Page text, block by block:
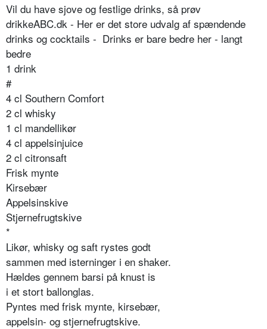
Vil du have sjove og festlige drinks, så prøv
drikkeABC.dk - Her er det store udvalg af spændende
drinks og cocktails - Drinks er bare bedre her - langt
bedre
1 drink
#
4 cl Southern Comfort
2 cl whisky
1 cl mandellikør
4 cl appelsinjuice
2 cl citronsaft
Frisk mynte
Kirsebær
Appelsinskive
Stjernefrugtskive
*
Likør, whisky og saft rystes godt
sammen med isterninger i en shaker.
Hældes gennem barsi på knust is
i et stort ballonglas.
Pyntes med frisk mynte, kirsebær,
appelsin- og stjernefrugtskive.